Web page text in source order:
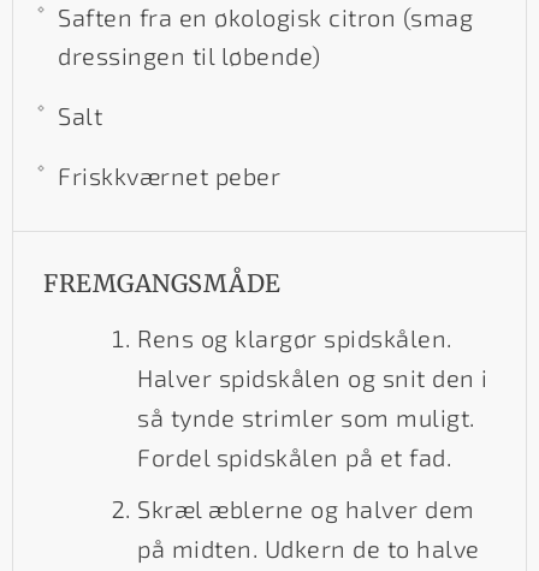
Saften fra en økologisk citron (smag
dressingen til løbende)
Salt
Friskkværnet peber
FREMGANGSMÅDE
Rens og klargør spidskålen.
Halver spidskålen og snit den i
så tynde strimler som muligt.
Fordel spidskålen på et fad.
Skræl æblerne og halver dem
på midten. Udkern de to halve